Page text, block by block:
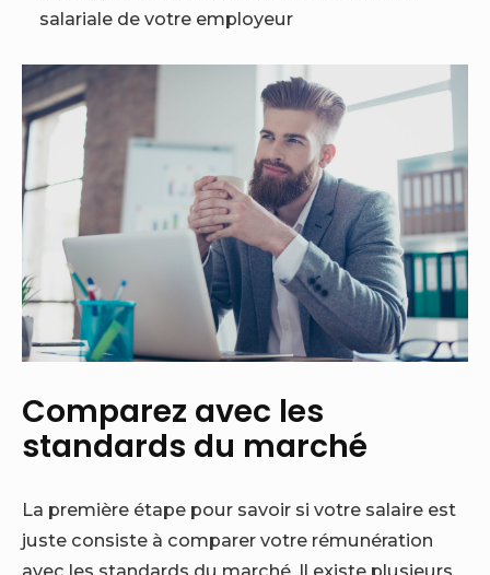
salariale de votre employeur
Comparez avec les
standards du marché
La première étape pour savoir si votre salaire est
juste consiste à comparer votre rémunération
avec les standards du marché. Il existe plusieurs